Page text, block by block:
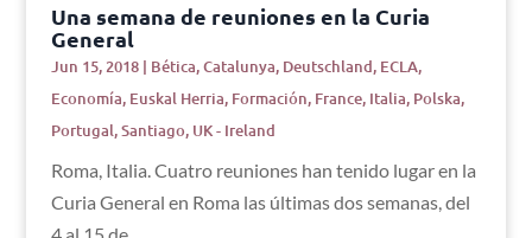
Una semana de reuniones en la Curia
General
Jun 15, 2018| Bética,Catalunya, Deutschland, ECLA,
Economía, Euskal Herria, Formación, France, Italia, Polska,
Portugal,Santiago, UK - Ireland
Roma, Italia. Cuatro reuniones han tenido lugar en la
Curia General en Roma las últimas dos semanas, del